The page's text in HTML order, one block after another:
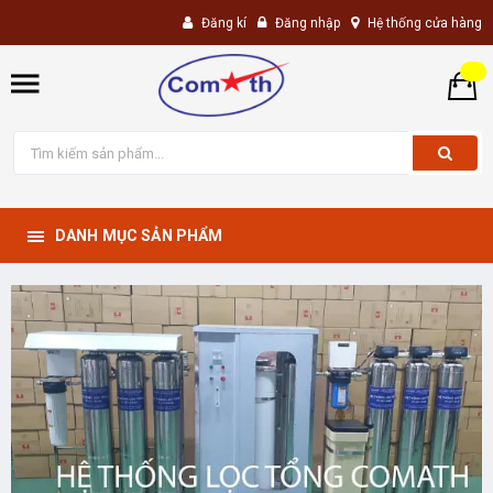
Đăng kí Đăng nhập Hệ thống cửa hàng
DANH MỤC SẢN PHẨM